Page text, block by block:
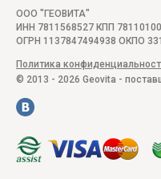
ООО "ГЕОВИТА"
ИНН 7811568527 КПП
ОГРН 1137847494938 ОКПО
Политика
© 2013 - 2026 Geovita -